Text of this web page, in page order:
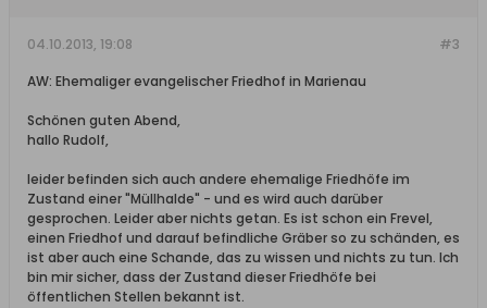
#3
04.10.2013, 19:08
AW: Ehemaliger evangelischer Friedhof in Marienau
Schönen guten Abend,
hallo Rudolf,
leider befinden sich auch andere ehemalige Friedhöfe im
Zustand einer "Müllhalde" - und es wird auch darüber
gesprochen. Leider aber nichts getan. Es ist schon ein Frevel,
einen Friedhof und darauf befindliche Gräber so zu schänden, es
ist aber auch eine Schande, das zu wissen und nichts zu tun. Ich
bin mir sicher, dass der Zustand dieser Friedhöfe bei
öffentlichen Stellen bekannt ist.